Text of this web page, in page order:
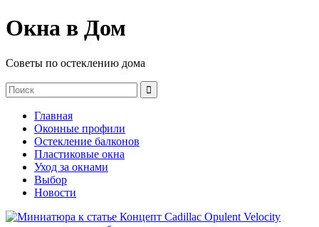
Окна в Дом
Советы по остеклению дома
Главная
Оконные профили
Остекление балконов
Пластиковые окна
Уход за окнами
Выбор
Новости